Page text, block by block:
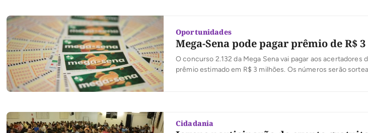
Oportunidades
Mega-Sena pode pagar prêmio de R$
O concurso 2.132 da Mega Sena vai pagar aos acertadores
prêmio estimado em R$ 3 milhões. Os números serão
Cidadania